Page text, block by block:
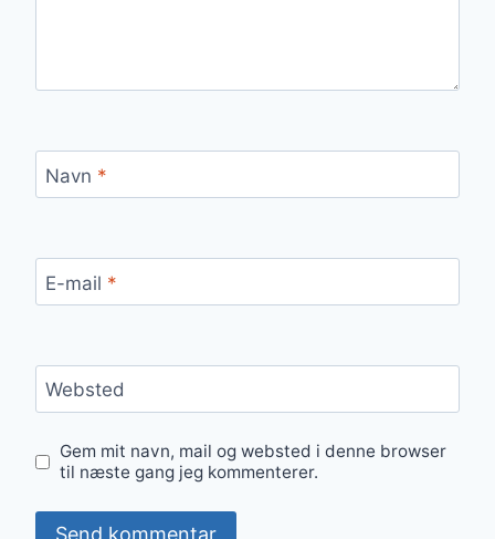
Navn *
E-mail *
Websted
Gem mit navn, mail og websted i denne browser
til næste gang jeg kommenterer.